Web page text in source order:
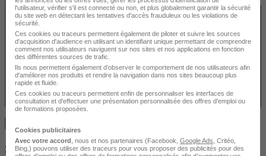
Effacer le contenu du champ
S'informer sur le sujet Animaux
l'utilisateur, vérifier s'il est connecté ou non, et plus globalement garantir la sécurité
du site web en détectant les tentatives d'accès frauduleux ou les violations de
sécurité.
Ces cookies ou traceurs permettent également de piloter et suivre les sources
d'acquisition d'audience en utilisant un identifiant unique permettant de comprendre
comment nos utilisateurs naviguent sur nos sites et nos applications en fonction
des différentes sources de trafic.
Ils nous permettent également d’observer le comportement de nos utilisateurs afin
d'améliorer nos produits et rendre la navigation dans nos sites beaucoup plus
rapide et fluide.
Ces cookies ou traceurs permettent enfin de personnaliser les interfaces de
consultation et d'effectuer une présentation personnalisée des offres d'emploi ou
de formations proposées.
Cookies publicitaires
Avec votre accord , nous et nos partenaires (Facebook, Google Ads , Critéo,
Bing,) pouvons utiliser des traceurs pour vous proposer des publicités pour des